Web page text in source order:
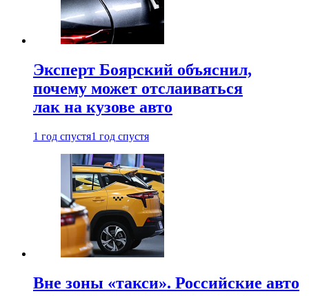
Эксперт Боярский объяснил,
почему может отслаиваться
лак на кузове авто
1 год спустя1 год спустя
Вне зоны «такси». Российские авто